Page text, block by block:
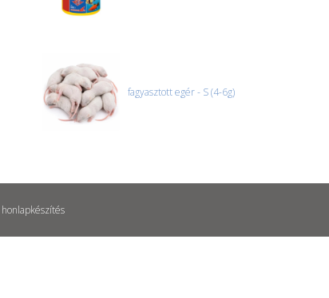
fagyasztott egér - S (4-6g)
honlapkészítés